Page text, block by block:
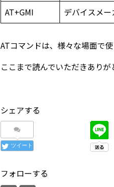
AT+GMI デバイスメ
ATコマンドは、様々な場面で
ここまで読んでいただきありが
シェアする
ツイート
フォローする